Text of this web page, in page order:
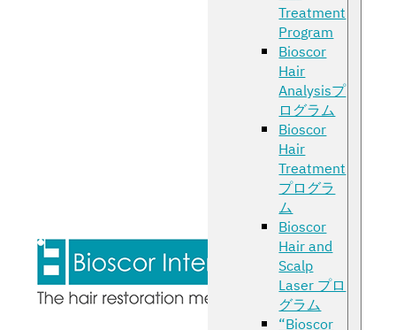
Treatment
Program
Bioscor
Hair
Analysisプ
ログラム
Bioscor
Hair
Treatment
プログラ
ム
Bioscor
Hair and
Scalp
Laser プロ
グラム